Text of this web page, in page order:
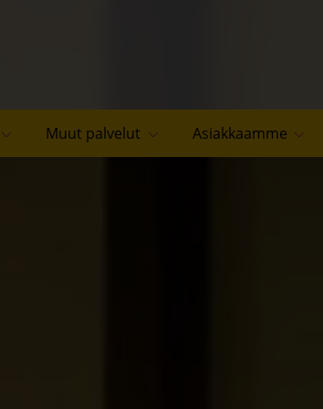
Muut palvelut Asiakkaamme